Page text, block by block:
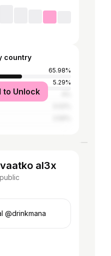
country
65.98%
5.29%
to Unlock
al3x
@drinkmana